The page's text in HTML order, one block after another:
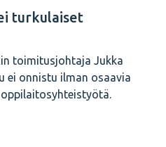
turkulaiset
toimitusjohtaja Jukka
ei onnistu ilman osaavia
oppilaitosyhteistyötä.